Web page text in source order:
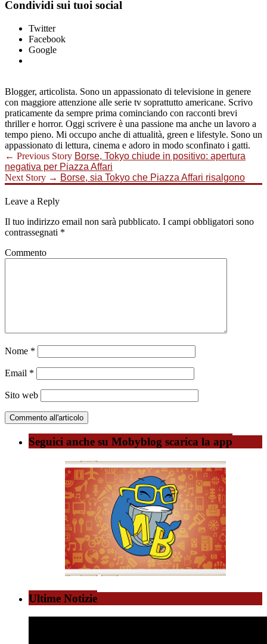
Condividi sui tuoi social
Twitter
Facebook
Google
Blogger, articolista. Sono un appassionato di televisione in genere
con maggiore attenzione alle serie tv soprattutto americane. Scrivo
praticamente da sempre prima cominciando con racconti brevi
thriller e horror. Oggi scrivere è una passione ma anche un lavoro a
tempo pieno. Mi occupo anche di attualità, green e lifestyle. Sono un
appassionato di lettura, cinema e adoro in modo sconfinato i gatti.
← Previous Story Borse, Tokyo chiude in positivo: apertura
negativa per Piazza Affari
Next Story → Borse, sia Tokyo che Piazza Affari risalgono
Leave a Reply
Il tuo indirizzo email non sarà pubblicato. I campi obbligatori sono
contrassegnati *
Commento
Nome *
Email *
Sito web
Seguici anche su Mobyblog scarica la app
Ultime Notizie